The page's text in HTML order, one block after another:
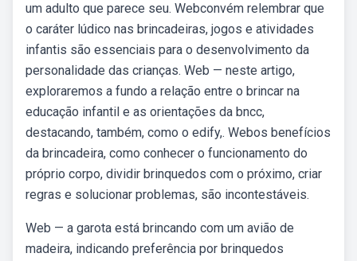
um adulto que parece seu. Webconvém relembrar que
o caráter lúdico nas brincadeiras, jogos e atividades
infantis são essenciais para o desenvolvimento da
personalidade das crianças. Web — neste artigo,
exploraremos a fundo a relação entre o brincar na
educação infantil e as orientações da bncc,
destacando, também, como o edify,. Webos benefícios
da brincadeira, como conhecer o funcionamento do
próprio corpo, dividir brinquedos com o próximo, criar
regras e solucionar problemas, são incontestáveis.
Web — a garota está brincando com um avião de
madeira, indicando preferência por brinquedos